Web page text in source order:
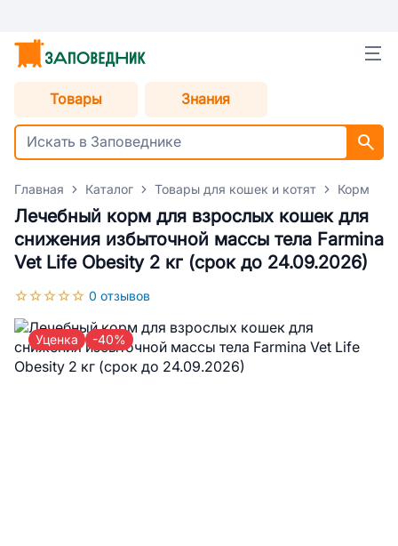
Товары Знания
Главная Каталог Товары для кошек и котят Корм
Лечебный корм для взрослых кошек для
снижения избыточной массы тела Farmina
Vet Life Obesity 2 кг (срок до 24.09.2026)
0 отзывов
Уценка -40%